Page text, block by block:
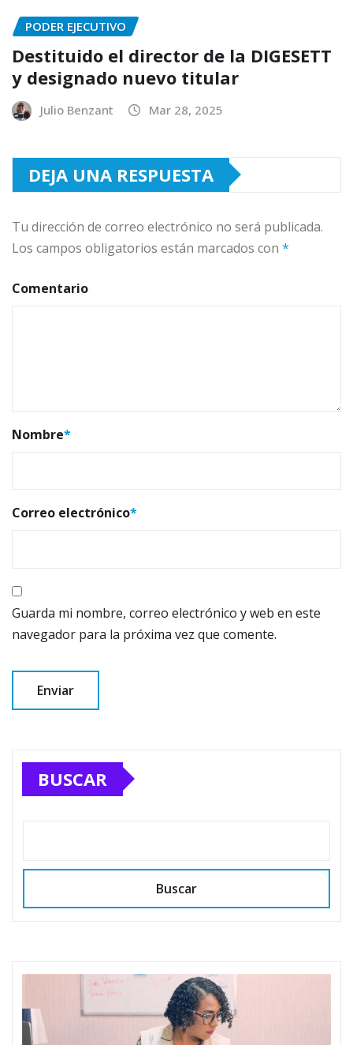
PODER EJECUTIVO
Destituido el director de la DIGESETT
y designado nuevo titular
Julio Benzant Mar 28, 2025
DEJA UNA RESPUESTA
Tu dirección de correo electrónico no será publicada.
Los campos obligatorios están marcados con *
Comentario
Nombre*
Correo electrónico*
Guarda mi nombre, correo electrónico y web en este
navegador para la próxima vez que comente.
BUSCAR
Buscar